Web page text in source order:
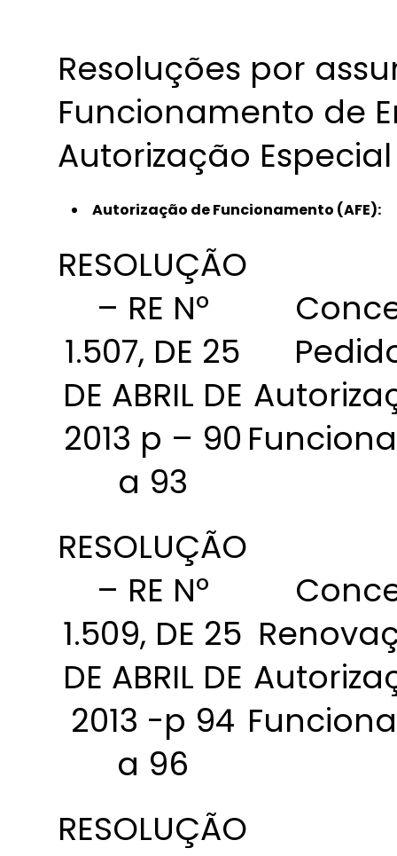
Resoluções por
Funcionamento de
Autorização
Autorização de Funcionamento (AFE):
RESOLUÇÃO
– RE Nº
1.507, DE 25
DE ABRIL DE
2013 p – 90
a 93
RESOLUÇÃO
– RE Nº
1.509, DE 25
DE ABRIL DE
2013 -p 94
a 96
RESOLUÇÃO